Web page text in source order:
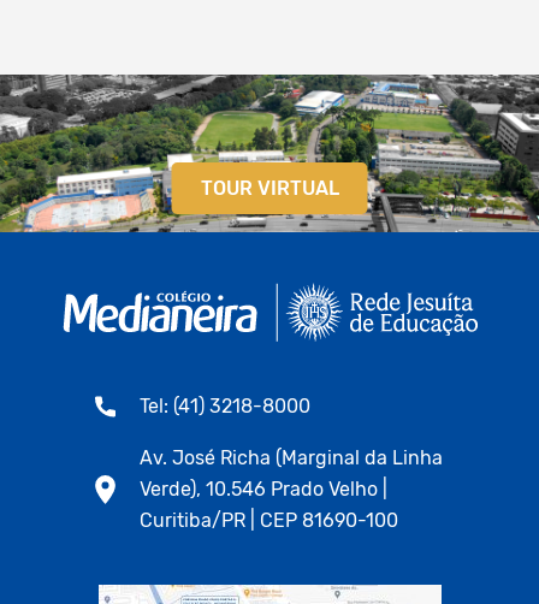
TOUR VIRTUAL
Tel: (41) 3218-8000
Av. José Richa (Marginal da Linha
Verde), 10.546 Prado Velho |
Curitiba/PR | CEP 81690-100